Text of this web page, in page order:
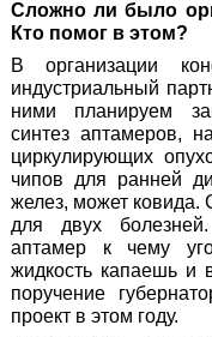
Сложно ли было
Кто помог в этом?
В организации
индустриальный
ними планируем
синтез аптамеров,
циркулирующих
чипов для ранней
желез, может ковида.
для двух
аптамер к чему
жидкость капаешь
поручение
проект в этом году.